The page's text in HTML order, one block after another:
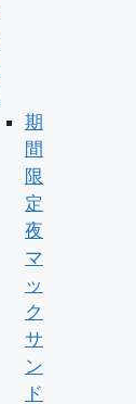
期
間
限
定
夜
マ
ッ
ク
サ
ン
ド